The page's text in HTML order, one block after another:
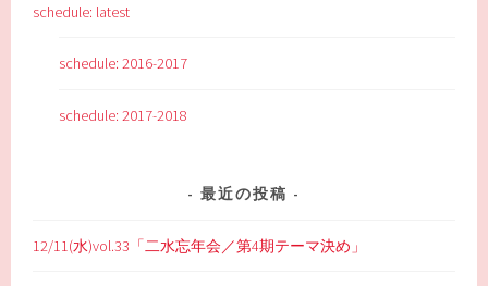
schedule: latest
schedule: 2016-2017
schedule: 2017-2018
最近の投稿
12/11(水)vol.33「二水忘年会／第4期テーマ決め」